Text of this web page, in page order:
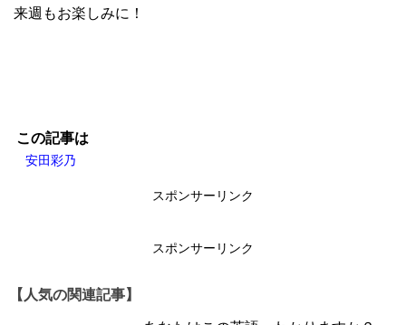
来週もお楽しみに！
この記事は
安田彩乃
スポンサーリンク
スポンサーリンク
【人気の関連記事】